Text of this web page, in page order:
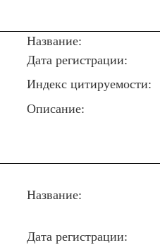
Название:
Дата регистрации:
Индекс цитируемости:
Описание:
Название:
Дата регистрации: